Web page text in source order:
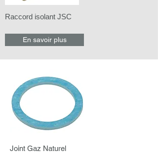
Raccord isolant JSC
En savoir plus
Joint Gaz Naturel